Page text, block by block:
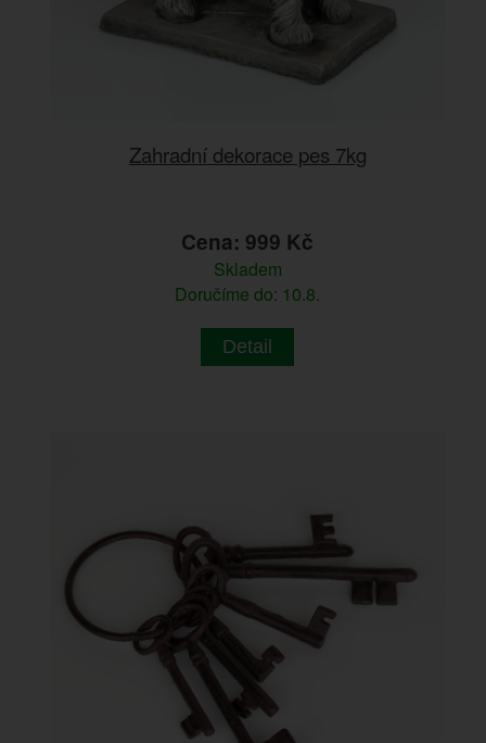
Zahradní dekorace pes 7kg
Cena: 999 Kč
Skladem
Doručíme do: 10.8.
Detail